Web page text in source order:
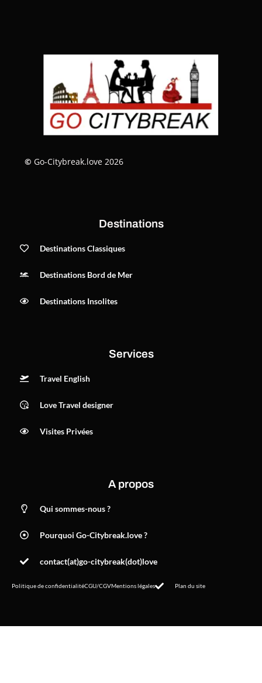
© Go-Citybreak.love 2026
Destinations
Destinations Classiques
Destinations Bord de Mer
Destinations Insolites
Services
Travel English
Love Travel designer
Visites Privées
A propos
Qui sommes-nous ?
Pourquoi Go-Citybreak.love ?
contact(at)go-citybreak(dot)love
Politique de confidentialitéCGU/CGVMentions légales Plan du site